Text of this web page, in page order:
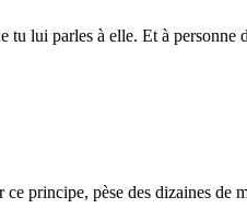
lui parles à elle. Et à personne
principe, pèse des dizaines de